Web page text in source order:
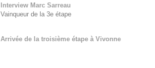
Interview Marc Sarreau
Vainqueur de la 3e étape
Arrivée de la troisième étape à Vivonne